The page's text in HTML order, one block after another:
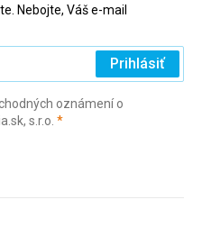
Nebojte, Váš e-mail
Prihlásiť
oznámení o
s.r.o. *(povinné)